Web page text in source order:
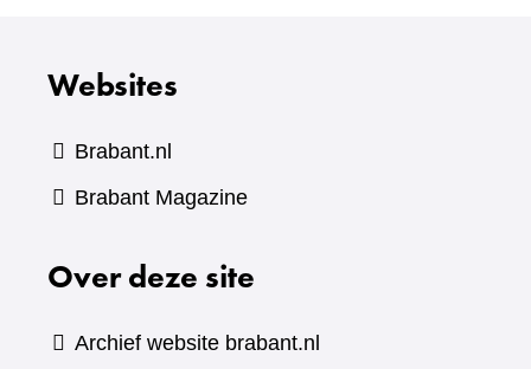
Websites
Brabant.nl
Brabant Magazine(verwijst
een
website)
Over deze site
Archief website brabant.nl